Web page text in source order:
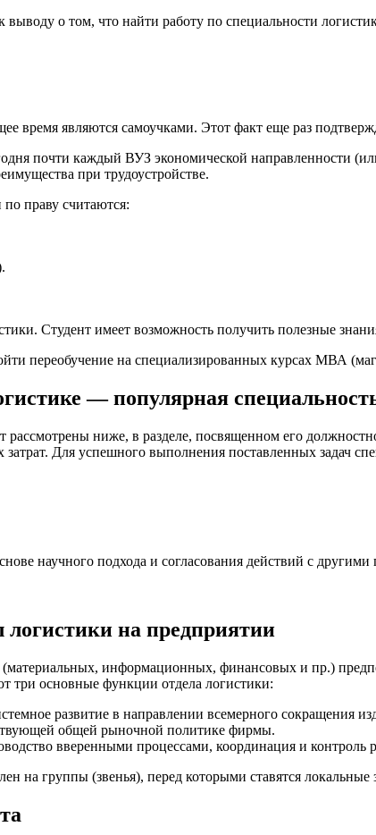
о том, что найти работу по специальности
время являются самоучками. Этот факт еще раз
почти каждый ВУЗ экономической направленности
при трудоустройстве.
праву считаются:
Студент имеет возможность получить полезные
переобучение на специализированных курсах МВА
— популярная
рассмотрены ниже, в разделе, посвященном его
Для успешного выполнения поставленных задач
научного подхода и согласования действий с
на предприятии
информационных, финансовых и пр.)
три основные функции отдела логистики:
развитие в направлении всемерного сокращения
общей рыночной политике фирмы.
вверенными процессами, координация и контроль
на группы (звенья), перед которыми ставятся